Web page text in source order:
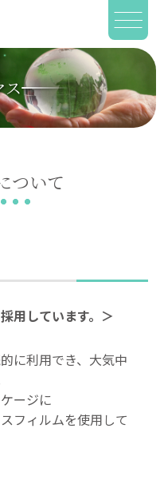
ス
ついて
用しています。＞
に利用でき、大気中
ージに
フィルムを使用して